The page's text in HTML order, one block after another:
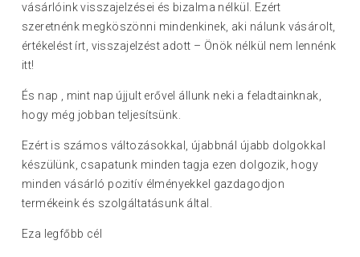
vásárlóink visszajelzései és bizalma nélkül. Ezért
szeretnénk megköszönni mindenkinek, aki nálunk vásárolt,
értékelést írt, visszajelzést adott – Önök nélkül nem lennénk
itt!
És nap , mint nap újjult erővel állunk neki a feladtainknak,
hogy még jobban teljesítsünk.
Ezért is számos változásokkal, újabbnál újabb dolgokkal
készülünk, csapatunk minden tagja ezen dolgozik, hogy
minden vásárló pozitív élményekkel gazdagodjon
termékeink és szolgáltatásunk által.
Eza legfőbb cél